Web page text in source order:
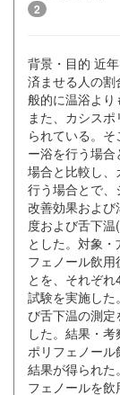
2
背景・目的 近
済ませる人の
般的に温浴より
また、カシス
られている。
ー浴を行う場
場合と比較し
行う場合とで
改善効果およ
度および舌下
とした。対象
フェノール飲
とを、それぞ
試験を実施した
び舌下温の測
した。結果・
ポリフェノール
結果が得られた
フェノールを